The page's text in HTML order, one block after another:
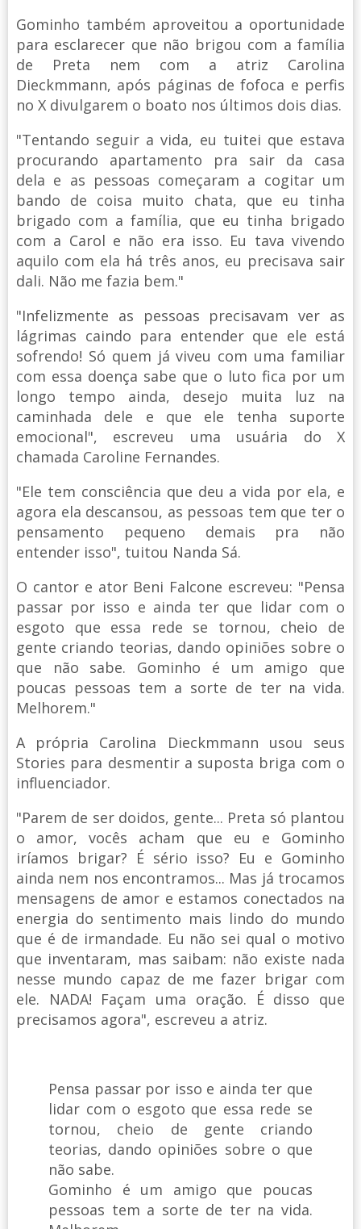
Gominho também aproveitou a oportunidade
para esclarecer que não brigou com a família
de Preta nem com a atriz Carolina
Dieckmmann, após páginas de fofoca e perfis
no X divulgarem o boato nos últimos dois dias.
"Tentando seguir a vida, eu tuitei que estava
procurando apartamento pra sair da casa
dela e as pessoas começaram a cogitar um
bando de coisa muito chata, que eu tinha
brigado com a família, que eu tinha brigado
com a Carol e não era isso. Eu tava vivendo
aquilo com ela há três anos, eu precisava sair
dali. Não me fazia bem."
"Infelizmente as pessoas precisavam ver as
lágrimas caindo para entender que ele está
sofrendo! Só quem já viveu com uma familiar
com essa doença sabe que o luto fica por um
longo tempo ainda, desejo muita luz na
caminhada dele e que ele tenha suporte
emocional", escreveu uma usuária do X
chamada Caroline Fernandes.
"Ele tem consciência que deu a vida por ela, e
agora ela descansou, as pessoas tem que ter o
pensamento pequeno demais pra não
entender isso", tuitou Nanda Sá.
O cantor e ator Beni Falcone escreveu: "Pensa
passar por isso e ainda ter que lidar com o
esgoto que essa rede se tornou, cheio de
gente criando teorias, dando opiniões sobre o
que não sabe. Gominho é um amigo que
poucas pessoas tem a sorte de ter na vida.
Melhorem."
A própria Carolina Dieckmmann usou seus
Stories para desmentir a suposta briga com o
influenciador.
"Parem de ser doidos, gente... Preta só plantou
o amor, vocês acham que eu e Gominho
iríamos brigar? É sério isso? Eu e Gominho
ainda nem nos encontramos... Mas já trocamos
mensagens de amor e estamos conectados na
energia do sentimento mais lindo do mundo
que é de irmandade. Eu não sei qual o motivo
que inventaram, mas saibam: não existe nada
nesse mundo capaz de me fazer brigar com
ele. NADA! Façam uma oração. É disso que
precisamos agora", escreveu a atriz.
Pensa passar por isso e ainda ter que
lidar com o esgoto que essa rede se
tornou, cheio de gente criando
teorias, dando opiniões sobre o que
não sabe.
Gominho é um amigo que poucas
pessoas tem a sorte de ter na vida.